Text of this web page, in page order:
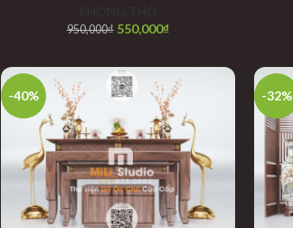
950,000₫ 550,000₫
-40% -32%